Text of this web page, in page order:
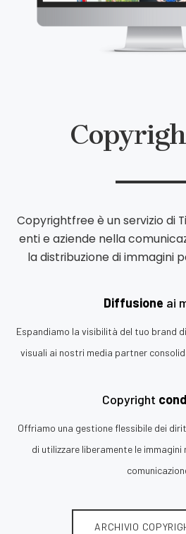
Copyrightfree è un servizio di
enti e aziende nella
la distribuzione di immagini
Diffusione ai
Espandiamo la visibilità del tuo brand
visuali ai nostri media partner
Copyright
Offriamo una gestione flessibile dei
di utilizzare liberamente le
ARCHIVIO